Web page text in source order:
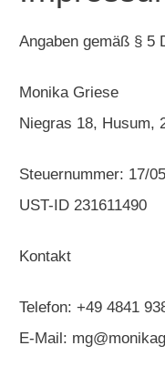
Angaben gemäß § 5
Monika Griese
Niegras 18, Husum,
Steuernummer: 17/
UST-ID 231611490
Kontakt
Telefon: +49 4841
E-Mail: